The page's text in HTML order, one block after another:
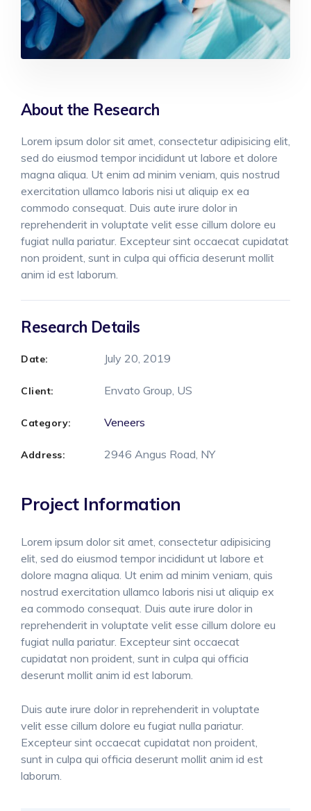
About the Research
Lorem ipsum dolor sit amet, consectetur adipisicing elit,
sed do eiusmod tempor incididunt ut labore et dolore
magna aliqua. Ut enim ad minim veniam, quis nostrud
exercitation ullamco laboris nisi ut aliquip ex ea
commodo consequat. Duis aute irure dolor in
reprehenderit in voluptate velit esse cillum dolore eu
fugiat nulla pariatur. Excepteur sint occaecat cupidatat
non proident, sunt in culpa qui officia deserunt mollit
anim id est laborum.
Research Details
Date: July 20, 2019
Client: Envato Group, US
Category: Veneers
Address: 2946 Angus Road, NY
Project Information
Lorem ipsum dolor sit amet, consectetur adipisicing
elit, sed do eiusmod tempor incididunt ut labore et
dolore magna aliqua. Ut enim ad minim veniam, quis
nostrud exercitation ullamco laboris nisi ut aliquip ex
ea commodo consequat. Duis aute irure dolor in
reprehenderit in voluptate velit esse cillum dolore eu
fugiat nulla pariatur. Excepteur sint occaecat
cupidatat non proident, sunt in culpa qui officia
deserunt mollit anim id est laborum.
Duis aute irure dolor in reprehenderit in voluptate
velit esse cillum dolore eu fugiat nulla pariatur.
Excepteur sint occaecat cupidatat non proident,
sunt in culpa qui officia deserunt mollit anim id est
laborum.